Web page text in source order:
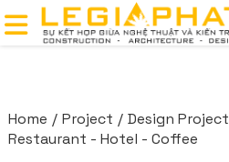
Home Project
Design Project
Restaurant - Hotel - Coffee